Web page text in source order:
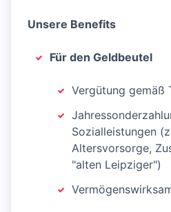
Unsere Benefits
Für den Geldbeutel
Vergütung gemäß
Sozialleistungen
Altersvorsorge,
"alten Leipziger")